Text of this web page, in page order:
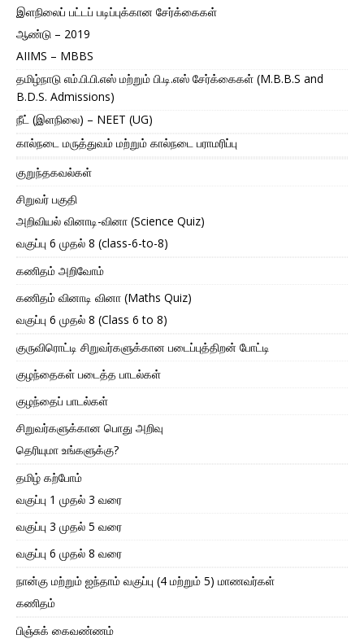
இளநிலைப் பட்டப் படிப்புக்கான சேர்க்கைகள்
ஆண்டு – 2019
AIIMS – MBBS
தமிழ்நாடு எம்.பி.பி.எஸ் மற்றும் பி.டி.எஸ் சேர்க்கைகள் (M.B.B.S and
B.D.S. Admissions)
நீட் (இளநிலை) – NEET (UG)
கால்நடை மருத்துவம் மற்றும் கால்நடை பராமரிப்பு
குறுந்தகவல்கள்
சிறுவர் பகுதி
அறிவியல் வினாடி-வினா (Science Quiz)
வகுப்பு 6 முதல் 8 (class-6-to-8)
கணிதம் அறிவோம்
கணிதம் வினாடி வினா (Maths Quiz)
வகுப்பு 6 முதல் 8 (Class 6 to 8)
குருவிரொட்டி சிறுவர்களுக்கான படைப்புத்திறன் போட்டி
குழந்தைகள் படைத்த பாடல்கள்
குழந்தைப் பாடல்கள்
சிறுவர்களுக்கான பொது அறிவு
தெரியுமா உங்களுக்கு?
தமிழ் கற்போம்
வகுப்பு 1 முதல் 3 வரை
வகுப்பு 3 முதல் 5 வரை
வகுப்பு 6 முதல் 8 வரை
நான்கு மற்றும் ஐந்தாம் வகுப்பு (4 மற்றும் 5) மாணவர்கள்
கணிதம்
பிஞ்சுக் கைவண்ணம்